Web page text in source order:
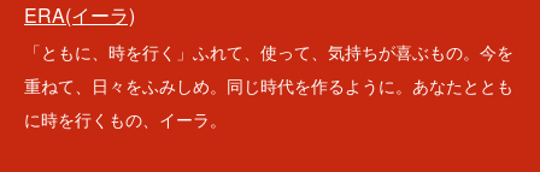
ERA(イーラ)
「ともに、時を行く」ふれて、使って、気持ちが喜ぶもの。今を
重ねて、日々をふみしめ。同じ時代を作るように。あなたととも
に時を行くもの、イーラ。